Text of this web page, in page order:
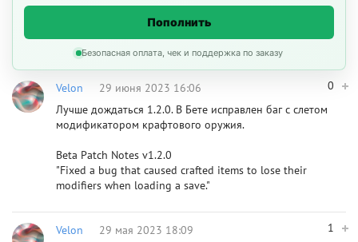
Пополнить
Безопасная оплата, чек и поддержка по заказу
0
Velon
29 июня 2023 16:06
Лучше дождаться 1.2.0. В Бете исправлен баг с слетом
модификатором крафтового оружия.
Beta Patch Notes v1.2.0
"Fixed a bug that caused crafted items to lose their
modifiers when loading a save."
1
Velon
29 мая 2023 18:09